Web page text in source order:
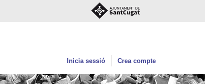
Inicia sessió Crea compte